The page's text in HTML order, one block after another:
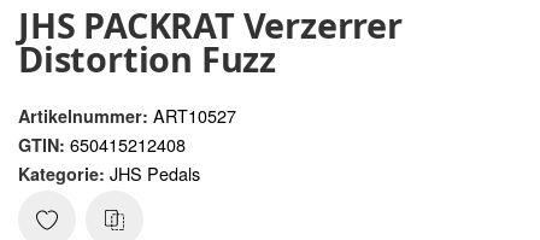
JHS PACKRAT Verzerrer
Distortion Fuzz
Artikelnummer: ART10527
GTIN: 650415212408
Kategorie: JHS Pedals